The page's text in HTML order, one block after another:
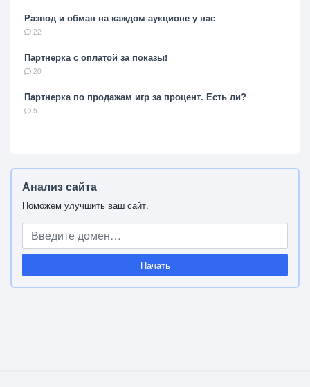
Развод и обман на каждом аукционе у нас
22
Партнерка с оплатой за показы!
20
Партнерка по продажам игр за процент. Есть ли?
5
Анализ сайта
Поможем улучшить ваш сайт.
Начать